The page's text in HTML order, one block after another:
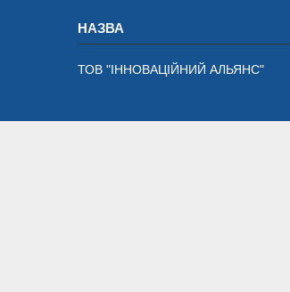
ТОВ "ІННОВАЦІЙНИЙ АЛЬЯНС"